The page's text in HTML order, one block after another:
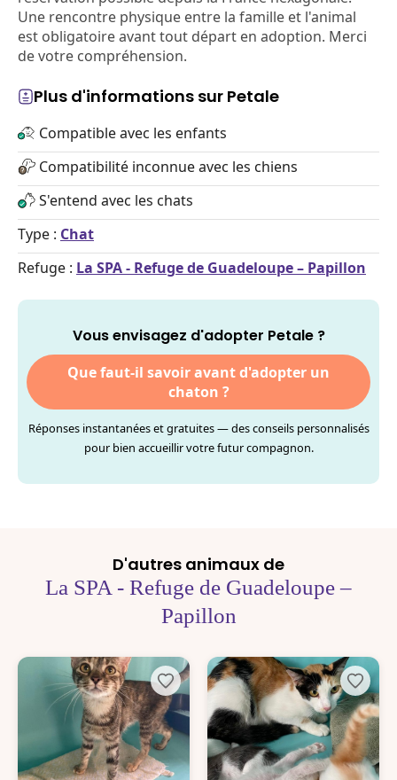
Une rencontre physique entre la famille et l'animal
est obligatoire avant tout départ en adoption. Merci
de votre compréhension.
Plus d'informations sur Petale
Compatible avec les enfants
Compatibilité inconnue avec les chiens
S'entend avec les chats
Type : Chat
Refuge : La SPA - Refuge de Guadeloupe – Papillon
Vous envisagez d'adopter Petale ?
Que faut-il savoir avant d'adopter un
chaton ?
Réponses instantanées et gratuites — des conseils personnalisés
pour bien accueillir votre futur compagnon.
D'autres animaux de
La SPA - Refuge de Guadeloupe –
Papillon